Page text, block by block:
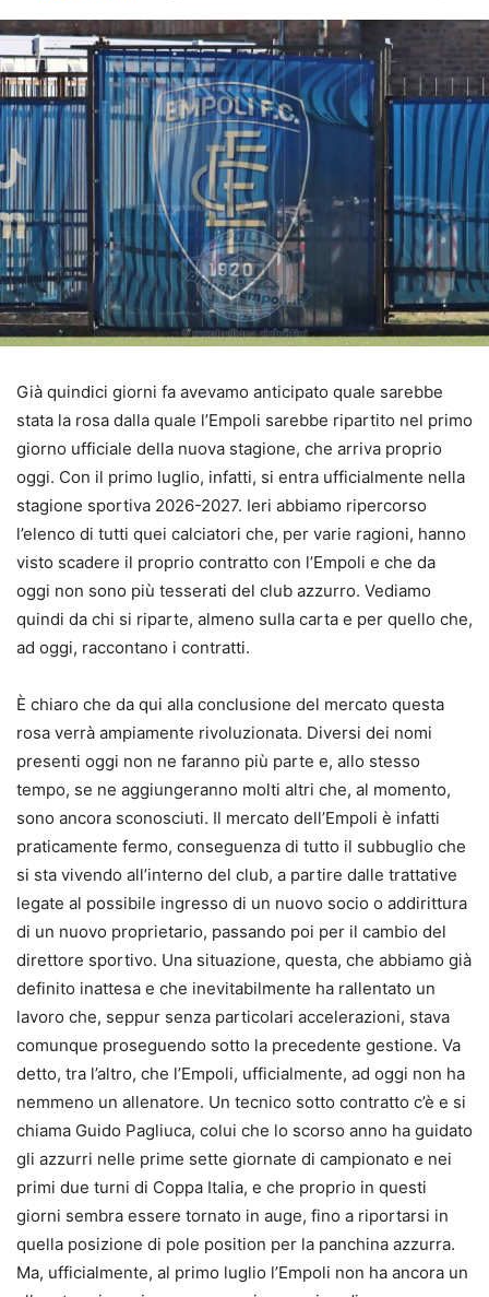
Già quindici giorni fa avevamo anticipato quale sarebbe
stata la rosa dalla quale l’Empoli sarebbe ripartito nel primo
giorno ufficiale della nuova stagione, che arriva proprio
oggi. Con il primo luglio, infatti, si entra ufficialmente nella
stagione sportiva 2026-2027. Ieri abbiamo ripercorso
l’elenco di tutti quei calciatori che, per varie ragioni, hanno
visto scadere il proprio contratto con l’Empoli e che da
oggi non sono più tesserati del club azzurro. Vediamo
quindi da chi si riparte, almeno sulla carta e per quello che,
ad oggi, raccontano i contratti.
È chiaro che da qui alla conclusione del mercato questa
rosa verrà ampiamente rivoluzionata. Diversi dei nomi
presenti oggi non ne faranno più parte e, allo stesso
tempo, se ne aggiungeranno molti altri che, al momento,
sono ancora sconosciuti. Il mercato dell’Empoli è infatti
praticamente fermo, conseguenza di tutto il subbuglio che
si sta vivendo all’interno del club, a partire dalle trattative
legate al possibile ingresso di un nuovo socio o addirittura
di un nuovo proprietario, passando poi per il cambio del
direttore sportivo. Una situazione, questa, che abbiamo già
definito inattesa e che inevitabilmente ha rallentato un
lavoro che, seppur senza particolari accelerazioni, stava
comunque proseguendo sotto la precedente gestione. Va
detto, tra l’altro, che l’Empoli, ufficialmente, ad oggi non ha
nemmeno un allenatore. Un tecnico sotto contratto c’è e si
chiama Guido Pagliuca, colui che lo scorso anno ha guidato
gli azzurri nelle prime sette giornate di campionato e nei
primi due turni di Coppa Italia, e che proprio in questi
giorni sembra essere tornato in auge, fino a riportarsi in
quella posizione di pole position per la panchina azzurra.
Ma, ufficialmente, al primo luglio l’Empoli non ha ancora un